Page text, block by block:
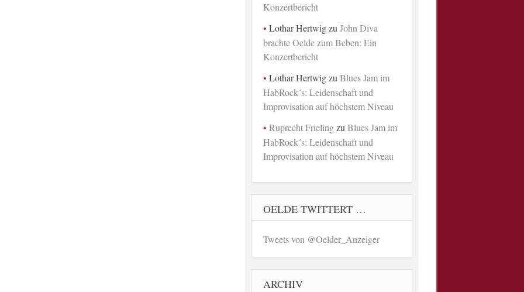
Konzertbericht
Lothar Hertwigzu John Diva
brachte Oelde zum Beben: Ein
Konzertbericht
Lothar Hertwigzu Blues Jam im
HabRock´s: Leidenschaft und
Improvisation auf höchstem Niveau
Ruprecht Frielingzu Blues Jam im
HabRock´s: Leidenschaft und
Improvisation auf höchstem Niveau
OELDE TWITTERT …
Tweets von @Oelder_Anzeiger
ARCHIV